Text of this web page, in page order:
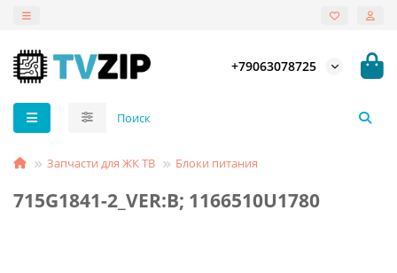
+79063078725
Запчасти для ЖК ТВ Блоки питания
715G1841-2_VER:B; 1166510U1780